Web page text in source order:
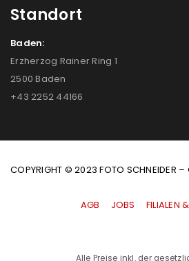
Standort
Baden:
Erzherzog Rainer Ring 1
2500 Baden
+43 2252 44166
COPYRIGHT © 2023 FOTO SCHNEIDER –
AGB JOBS FILIALEN
Alle Preise inkl. der